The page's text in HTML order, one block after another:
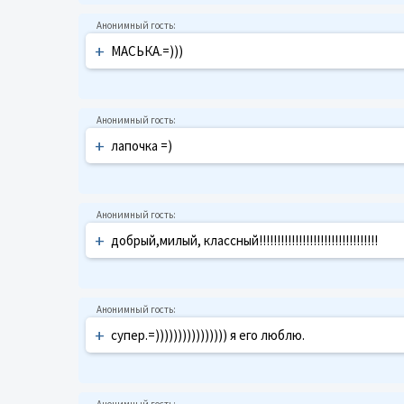
+ МАСЬКА.=)))
+ лапочка =)
+ добрый,милый, классный!!!!!!!!!!!!!!!!!!!!!!!!!!!!!!!!!
+ супер.=)))))))))))))))) я его люблю.